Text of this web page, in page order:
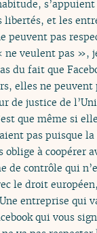
libertés, et les
peuvent pas
ne veulent pas »,
du fait que
elles ne peuvent
de justice de
que même si
pas puisque
oblige à coopérer
de contrôle qui
le droit
entreprise qui
qui vous